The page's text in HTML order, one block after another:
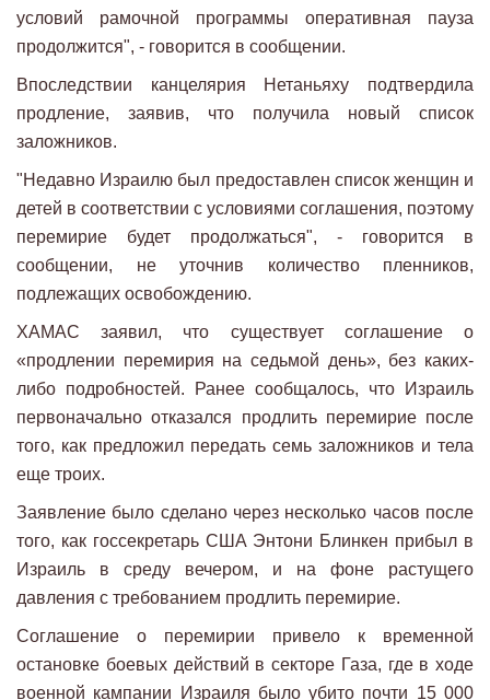
условий рамочной программы оперативная пауза
продолжится", - говорится в сообщении.
Впоследствии канцелярия Нетаньяху подтвердила
продление, заявив, что получила новый список
заложников.
"Недавно Израилю был предоставлен список женщин и
детей в соответствии с условиями соглашения, поэтому
перемирие будет продолжаться", - говорится в
сообщении, не уточнив количество пленников,
подлежащих освобождению.
ХАМАС заявил, что существует соглашение о
«продлении перемирия на седьмой день», без каких-
либо подробностей. Ранее сообщалось, что Израиль
первоначально отказался продлить перемирие после
того, как предложил передать семь заложников и тела
еще троих.
Заявление было сделано через несколько часов после
того, как госсекретарь США Энтони Блинкен прибыл в
Израиль в среду вечером, и на фоне растущего
давления с требованием продлить перемирие.
Соглашение о перемирии привело к временной
остановке боевых действий в секторе Газа, где в ходе
военной кампании Израиля было убито почти 15 000